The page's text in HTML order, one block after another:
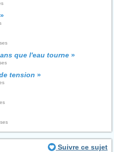
que l'eau tourne »
tension »
Suivre ce sujet